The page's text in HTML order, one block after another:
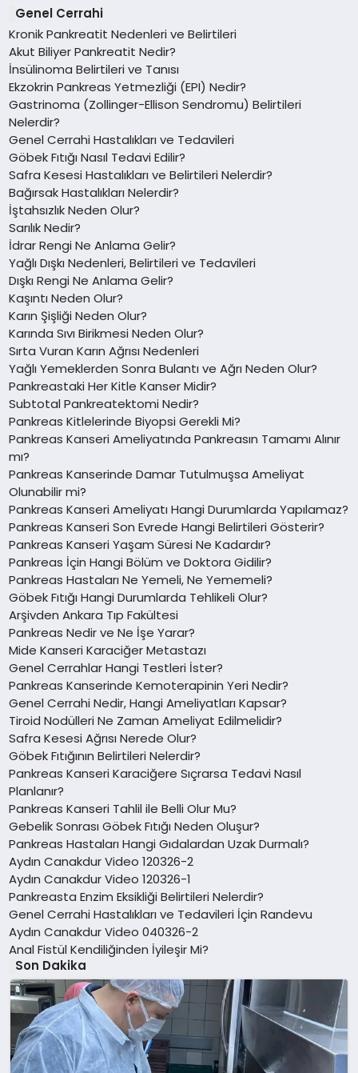
Genel Cerrahi
Kronik Pankreatit Nedenleri ve Belirtileri
Akut Biliyer Pankreatit Nedir?
İnsülinoma Belirtileri ve Tanısı
Ekzokrin Pankreas Yetmezliği (EPI) Nedir?
Gastrinoma (Zollinger-Ellison Sendromu) Belirtileri
Nelerdir?
Genel Cerrahi Hastalıkları ve Tedavileri
Göbek Fıtığı Nasıl Tedavi Edilir?
Safra Kesesi Hastalıkları ve Belirtileri Nelerdir?
Bağırsak Hastalıkları Nelerdir?
İştahsızlık Neden Olur?
Sarılık Nedir?
İdrar Rengi Ne Anlama Gelir?
Yağlı Dışkı Nedenleri, Belirtileri ve Tedavileri
Dışkı Rengi Ne Anlama Gelir?
Kaşıntı Neden Olur?
Karın Şişliği Neden Olur?
Karında Sıvı Birikmesi Neden Olur?
Sırta Vuran Karın Ağrısı Nedenleri
Yağlı Yemeklerden Sonra Bulantı ve Ağrı Neden Olur?
Pankreastaki Her Kitle Kanser Midir?
Subtotal Pankreatektomi Nedir?
Pankreas Kitlelerinde Biyopsi Gerekli Mi?
Pankreas Kanseri Ameliyatında Pankreasın Tamamı Alınır
mı?
Pankreas Kanserinde Damar Tutulmuşsa Ameliyat
Olunabilir mi?
Pankreas Kanseri Ameliyatı Hangi Durumlarda Yapılamaz?
Pankreas Kanseri Son Evrede Hangi Belirtileri Gösterir?
Pankreas Kanseri Yaşam Süresi Ne Kadardır?
Pankreas İçin Hangi Bölüm ve Doktora Gidilir?
Pankreas Hastaları Ne Yemeli, Ne Yememeli?
Göbek Fıtığı Hangi Durumlarda Tehlikeli Olur?
Arşivden Ankara Tıp Fakültesi
Pankreas Nedir ve Ne İşe Yarar?
Mide Kanseri Karaciğer Metastazı
Genel Cerrahlar Hangi Testleri İster?
Pankreas Kanserinde Kemoterapinin Yeri Nedir?
Genel Cerrahi Nedir, Hangi Ameliyatları Kapsar?
Tiroid Nodülleri Ne Zaman Ameliyat Edilmelidir?
Safra Kesesi Ağrısı Nerede Olur?
Göbek Fıtığının Belirtileri Nelerdir?
Pankreas Kanseri Karaciğere Sıçrarsa Tedavi Nasıl
Planlanır?
Pankreas Kanseri Tahlil ile Belli Olur Mu?
Gebelik Sonrası Göbek Fıtığı Neden Oluşur?
Pankreas Hastaları Hangi Gıdalardan Uzak Durmalı?
Aydın Canakdur Video 120326-2
Aydın Canakdur Video 120326-1
Pankreasta Enzim Eksikliği Belirtileri Nelerdir?
Genel Cerrahi Hastalıkları ve Tedavileri İçin Randevu
Aydın Canakdur Video 040326-2
Anal Fistül Kendiliğinden İyileşir Mi?
Son Dakika